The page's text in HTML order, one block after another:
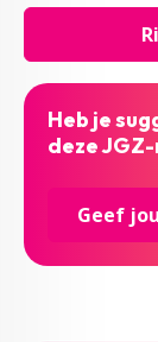
Heb je
deze
Geef